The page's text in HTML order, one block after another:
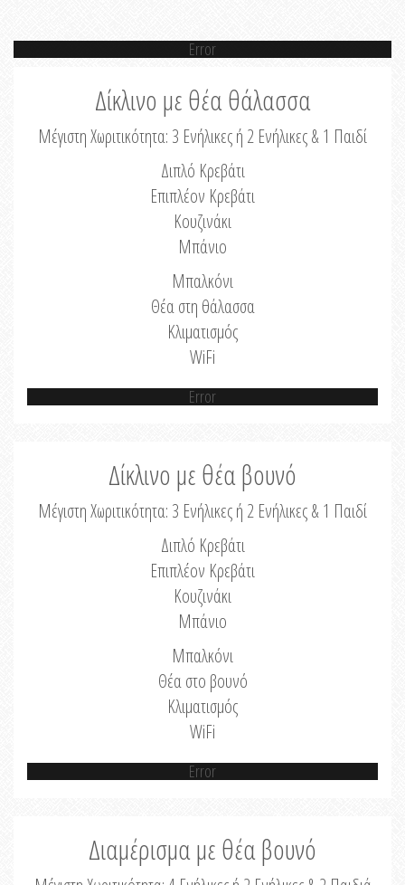
Error
Δίκλινο με θέα θάλασσα
Μέγιστη Χωριτικότητα: 3 Ενήλικες ή 2 Ενήλικες & 1 Παιδί
Διπλό Κρεβάτι
Επιπλέον Κρεβάτι
Κουζινάκι
Μπάνιο
Μπαλκόνι
Θέα στη θάλασσα
Κλιματισμός
WiFi
Error
Δίκλινο με θέα βουνό
Μέγιστη Χωριτικότητα: 3 Ενήλικες ή 2 Ενήλικες & 1 Παιδί
Διπλό Κρεβάτι
Επιπλέον Κρεβάτι
Κουζινάκι
Μπάνιο
Μπαλκόνι
Θέα στο βουνό
Κλιματισμός
WiFi
Error
Διαμέρισμα με θέα βουνό